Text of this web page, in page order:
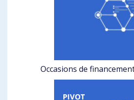
Occasions de